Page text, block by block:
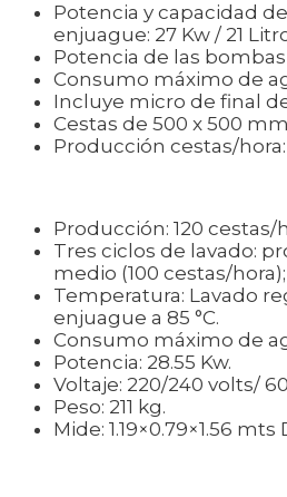
Potencia y capacidad
enjuague: 27 Kw / 21
Potencia de las bombas
Consumo máximo de
Incluye micro de final
Cestas de 500 x 500
Producción cestas/hora:
Producción: 120 cestas/
Tres ciclos de lavado:
medio (100 cestas/
Temperatura: Lavado
enjuague a 85 °C.
Consumo máximo de
Potencia: 28.55 Kw.
Voltaje: 220/240 volts/
Peso: 211 kg.
Mide: 1.19×0.79×1.56 mts